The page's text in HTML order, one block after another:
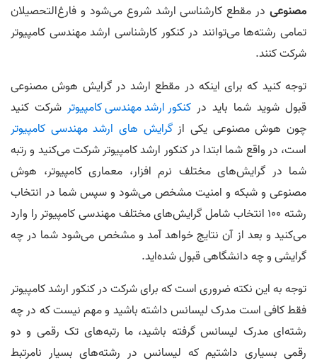
مصنوعی در مقطع کارشناسی ارشد شروع می‌شود و فارغ‌التحصیلان
تمامی رشته‌ها می‌توانند در کنکور کارشناسی ارشد مهندسی کامپیوتر
شرکت کنند.
توجه کنید که برای اینکه در مقطع ارشد در گرایش هوش مصنوعی
قبول شوید شما باید در کنکور ارشد مهندسی کامپیوتر شرکت کنید
چون هوش مصنوعی یکی ازگرایش های ارشد مهندسی کامپیوتر
است، در واقع شما ابتدا در کنکور ارشد کامپیوتر شرکت می‌کنید و رتبه
شما در گرایش‌های مختلف نرم افزار، معماری کامپیوتر، هوش
مصنوعی و شبکه و امنیت مشخص می‌شود و سپس شما در انتخاب
رشته 100 انتخاب شامل گرایش‌های مختلف مهندسی کامپیوتر را وارد
می‌کنید و بعد از آن نتایج خواهد آمد و مشخص می‌شود شما در چه
گرایشی و چه دانشگاهی قبول شده‌اید.
توجه به این نکته ضروری است که برای شرکت در کنکور ارشد کامپیوتر
فقط کافی است مدرک لیسانس داشته باشید و مهم نیست که در چه
رشته‌ای مدرک لیسانس گرفته باشید، ما رتبه‌های تک رقمی و دو
رقمی بسیاری داشتیم که لیسانس در رشته‌های بسیار نامرتبط